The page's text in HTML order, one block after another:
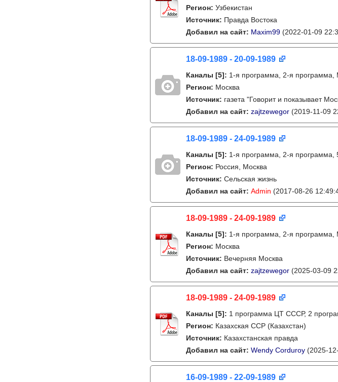
Регион: Узбекистан
Источник: Правда Востока
Добавил на сайт: Maxim99 (2022-01-09
18-09-1989 - 20-09-1989
Каналы [5]: 1-я программа, 2-я программа,
Регион: Москва
Источник: газета "Говорит и показывает
Добавил на сайт: zajtzewegor (2019-11-09
18-09-1989 - 24-09-1989
Каналы [5]: 1-я программа, 2-я программа,
Регион: Россия, Москва
Источник: Сельская жизнь
Добавил на сайт: Admin (2017-08-26
18-09-1989 - 24-09-1989
Каналы [5]: 1-я программа, 2-я программа,
Регион: Москва
Источник: Вечерняя Москва
Добавил на сайт: zajtzewegor (2025-03-09
18-09-1989 - 24-09-1989
Каналы [5]: 1 программа ЦТ СССР, 2
Регион: Казахская ССР (Казахстан)
Источник: Казахстанская правда
Добавил на сайт: Wendy Corduroy (2025-
16-09-1989 - 22-09-1989